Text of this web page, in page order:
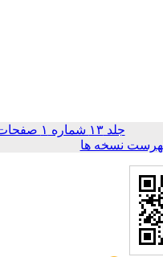
جلد ۱۳ شماره ۱ صفحات
نسخه ها